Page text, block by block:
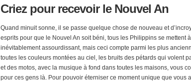
Criezpour recevoir le Nouvel An
Quand minuit sonne, il se passe quelque chose de nouveau et
esprits pour que le Nouvel An soit béni, tous les Philippins se mettent
inévitablement assourdissant, mais ceci compte parmi les plus
toutes les couleurs montées au ciel, les bruits des pétards qui volent
et des motos, avec la musique à fond dans toutes les maisons, vous
pour ces gens là. Pour pouvoir éterniser ce moment unique que vous